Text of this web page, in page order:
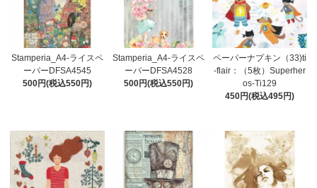
Stamperia_A4-ライスペ
ーパーDFSA4545
500円(税込550円)
Stamperia_A4-ライスペ
ーパーDFSA4528
500円(税込550円)
ペーパーナプキン（33)ti
-flair：（5枚）Superher
os-Ti129
450円(税込495円)